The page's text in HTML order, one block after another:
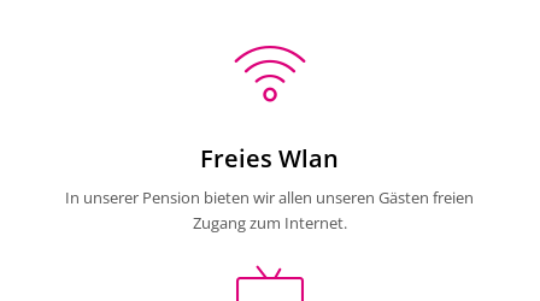
Freies Wlan
In unserer Pension bieten wir allen unseren Gästen freien
Zugang zum Internet.